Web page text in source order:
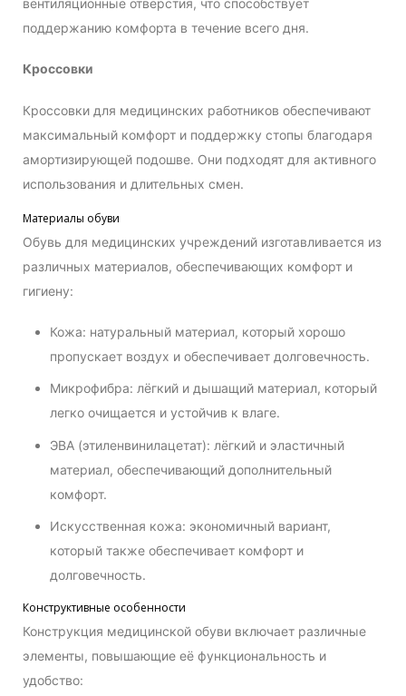
вентиляционные отверстия, что способствует
поддержанию комфорта в течение всего дня.
Кроссовки
Кроссовки для медицинских работников обеспечивают
максимальный комфорт и поддержку стопы благодаря
амортизирующей подошве. Они подходят для активного
использования и длительных смен.
Материалы обуви
Обувь для медицинских учреждений изготавливается из
различных материалов, обеспечивающих комфорт и
гигиену:
Кожа: натуральный материал, который хорошо
пропускает воздух и обеспечивает долговечность.
Микрофибра: лёгкий и дышащий материал, который
легко очищается и устойчив к влаге.
ЭВА (этиленвинилацетат): лёгкий и эластичный
материал, обеспечивающий дополнительный
комфорт.
Искусственная кожа: экономичный вариант,
который также обеспечивает комфорт и
долговечность.
Конструктивные особенности
Конструкция медицинской обуви включает различные
элементы, повышающие её функциональность и
удобство: